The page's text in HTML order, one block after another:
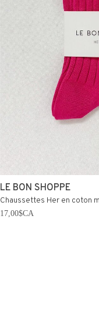
LE BON SHOPPE
Chaussettes Her en coton
17,00$CA